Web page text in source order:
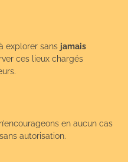
explorer sans jamais
ces lieux chargés
en aucun cas
sans autorisation.